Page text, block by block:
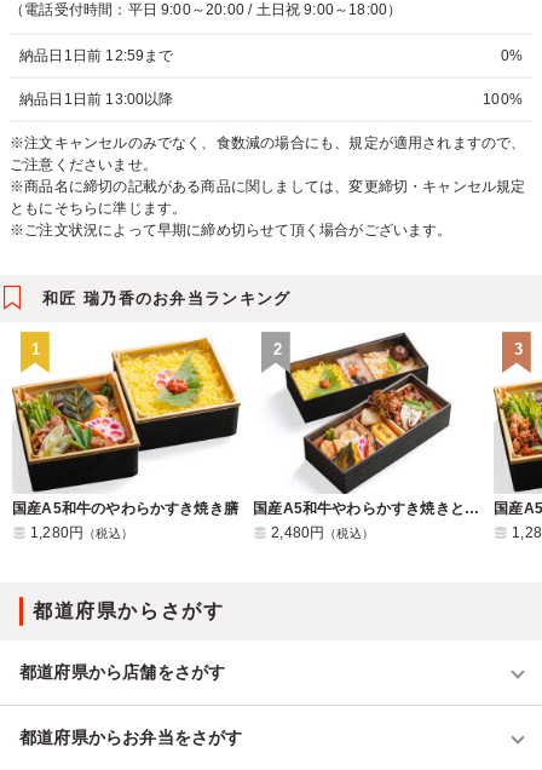
（電話受付時間：平日 9:00～20:00 / 土日祝 9:00～18:00）
納品日1日前 12:59まで 0%
納品日1日前 13:00以降 100%
※注文キャンセルのみでなく、食数減の場合にも、規定が適用されますので、
ご注意くださいませ。
※商品名に締切の記載がある商品に関しましては、変更締切・キャンセル規定
ともにそちらに準じます。
※ご注文状況によって早期に締め切らせて頂く場合がございます。
和匠 瑞乃香のお弁当ランキング
1
国産A5和牛のやわらかすき焼き膳
1,280円
（税込）
2
国産A5和牛やわらかすき焼きと五目炊き込み二段懐石御膳
2,480円
（税込）
3
国産
都道府県からさがす
都道府県から店舗をさがす
都道府県からお弁当をさがす